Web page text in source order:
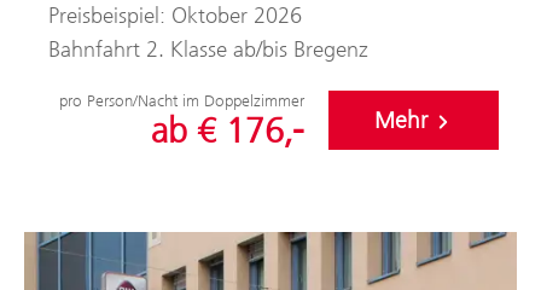
Preisbeispiel: Oktober 2026
Bahnfahrt 2. Klasse ab/bis Bregenz
pro Person/Nacht im Doppelzimmer
ab € 176,- Mehr